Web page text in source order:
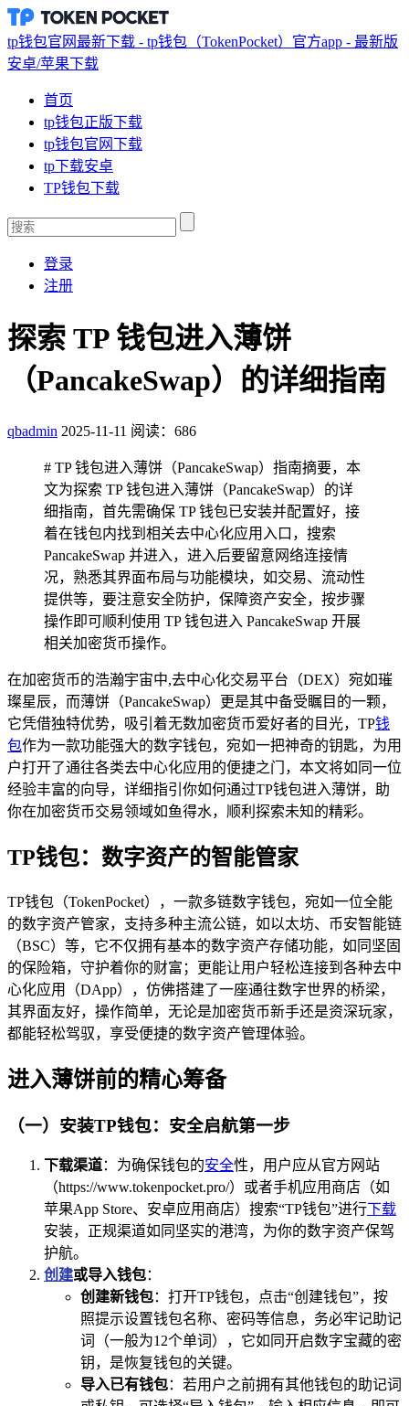
tp钱包官网最新下载 - tp钱包（TokenPocket）官方app - 最新版
安卓/苹果下载
首页
tp钱包正版下载
tp钱包官网下载
tp下载安卓
TP钱包下载
登录
注册
探索 TP 钱包进入薄饼
（PancakeSwap）的详细指南
qbadmin 2025-11-11 阅读：686
# TP 钱包进入薄饼（PancakeSwap）指南摘要，本
文为探索 TP 钱包进入薄饼（PancakeSwap）的详
细指南，首先需确保 TP 钱包已安装并配置好，接
着在钱包内找到相关去中心化应用入口，搜索
PancakeSwap 并进入，进入后要留意网络连接情
况，熟悉其界面布局与功能模块，如交易、流动性
提供等，要注意安全防护，保障资产安全，按步骤
操作即可顺利使用 TP 钱包进入 PancakeSwap 开展
相关加密货币操作。
在加密货币的浩瀚宇宙中,去中心化交易平台（DEX）宛如璀
璨星辰，而薄饼（PancakeSwap）更是其中备受瞩目的一颗，
它凭借独特优势，吸引着无数加密货币爱好者的目光，TP钱
包作为一款功能强大的数字钱包，宛如一把神奇的钥匙，为用
户打开了通往各类去中心化应用的便捷之门，本文将如同一位
经验丰富的向导，详细指引你如何通过TP钱包进入薄饼，助
你在加密货币交易领域如鱼得水，顺利探索未知的精彩。
TP钱包：数字资产的智能管家
TP钱包（TokenPocket），一款多链数字钱包，宛如一位全能
的数字资产管家，支持多种主流公链，如以太坊、币安智能链
（BSC）等，它不仅拥有基本的数字资产存储功能，如同坚固
的保险箱，守护着你的财富；更能让用户轻松连接到各种去中
心化应用（DApp），仿佛搭建了一座通往数字世界的桥梁，
其界面友好，操作简单，无论是加密货币新手还是资深玩家，
都能轻松驾驭，享受便捷的数字资产管理体验。
进入薄饼前的精心筹备
（一）安装TP钱包：安全启航第一步
下载渠道：为确保钱包的安全性，用户应从官方网站
（https://www.tokenpocket.pro/）或者手机应用商店（如
苹果App Store、安卓应用商店）搜索“TP钱包”进行下载
安装，正规渠道如同坚实的港湾，为你的数字资产保驾
护航。
创建或导入钱包：
创建新钱包：打开TP钱包，点击“创建钱包”，按
照提示设置钱包名称、密码等信息，务必牢记助记
词（一般为12个单词），它如同开启数字宝藏的密
钥，是恢复钱包的关键。
导入已有钱包：若用户之前拥有其他钱包的助记词